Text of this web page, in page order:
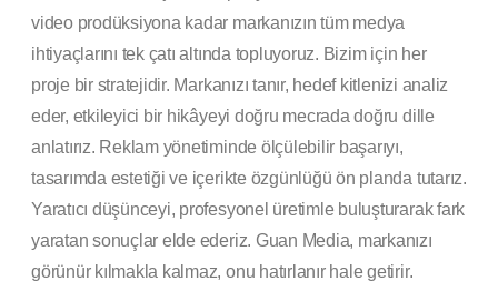
video prodüksiyona kadar markanızın tüm medya
ihtiyaçlarını tek çatı altında topluyoruz. Bizim için her
proje bir stratejidir. Markanızı tanır, hedef kitlenizi analiz
eder, etkileyici bir hikâyeyi doğru mecrada doğru dille
anlatırız. Reklam yönetiminde ölçülebilir başarıyı,
tasarımda estetiği ve içerikte özgünlüğü ön planda tutarız.
Yaratıcı düşünceyi, profesyonel üretimle buluşturarak fark
yaratan sonuçlar elde ederiz. Guan Media, markanızı
görünür kılmakla kalmaz, onu hatırlanır hale getirir.